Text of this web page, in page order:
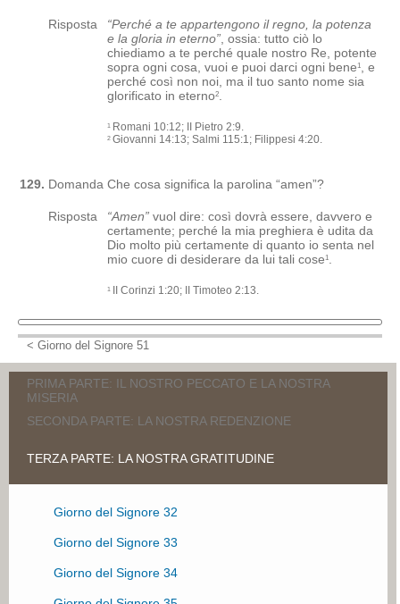
Risposta “Perché a te appartengono il regno, la potenza
e la gloria in eterno” , ossia: tutto ciò lo
chiediamo a te perché quale nostro Re, potente
sopra ogni cosa, vuoi e puoi darci ogni bene1
, e
perché così non noi, ma il tuo santo nome sia
glorificato in eterno2
1 Romani 10:12; II Pietro 2:9.
2 Giovanni 14:13; Salmi 115:1; Filippesi 4:20.
129. Domanda Che cosa significa la parolina “amen”?
Risposta “Amen” vuol dire: così dovrà essere, davvero e
certamente; perché la mia preghiera è udita da
Dio molto più certamente di quanto io senta nel
mio cuore di desiderare da lui tali cose1
1 II Corinzi 1:20; II Timoteo 2:13.
< Giorno del Signore 51
PRIMA PARTE: IL NOSTRO PECCATO E LA NOSTRA
MISERIA
Giorno del Signore 2
SECONDA PARTE: LA NOSTRA REDENZIONE
Giorno del Signore 6
Giorno del Signore 7
Giorno del Signore 8
Giorno del Signore 9
TERZA PARTE: LA NOSTRA GRATITUDINE
Giorno del Signore 32
Giorno del Signore 33
Giorno del Signore 34